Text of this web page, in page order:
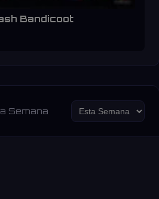
Bandicoot
Semana